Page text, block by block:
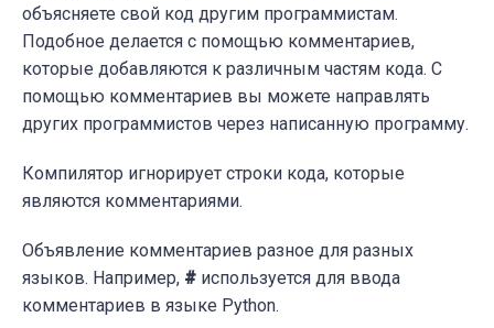
объясняете свой код другим программистам.
Подобное делается с помощью комментариев,
которые добавляются к различным частям кода. С
помощью комментариев вы можете направлять
других программистов через написанную программу.
Компилятор игнорирует строки кода, которые
являются комментариями.
Объявление комментариев разное для разных
языков. Например, # используется для ввода
комментариев в языке Python.